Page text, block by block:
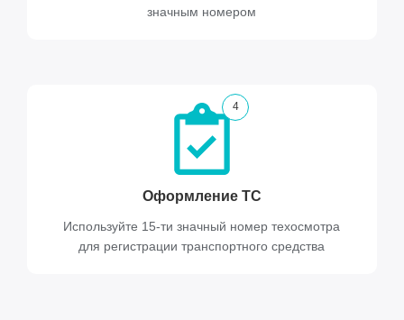
значным номером
4
Оформление ТС
Используйте 15-ти значный номер техосмотра
для регистрации транспортного средства